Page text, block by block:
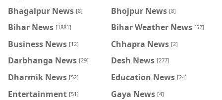
Bhagalpur News [8] Bhojpur News [8]
Bihar News [1881] Bihar Weather News [52]
Business News [12] Chhapra News [2]
Darbhanga News [29] Desh News [277]
Dharmik News [52] Education News [24]
Entertainment [51] Gaya News [4]